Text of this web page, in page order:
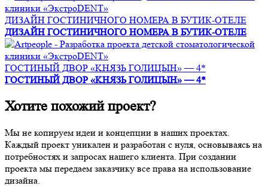
ДИЗАЙН ГОСТИНИЧНОГО НОМЕРА В БУТИК-ОТЕЛЕ
ДИЗАЙН ГОСТИНИЧНОГО НОМЕРА В БУТИК-ОТЕЛЕ
ГОСТИНЫЙ ДВОР «KНЯЗЬ ГОЛИЦЫН» — 4*
ГОСТИНЫЙ ДВОР «KНЯЗЬ ГОЛИЦЫН» — 4*
Хотите похожий проект?
Мы не копируем идеи и концепции в наших проектах.
Каждый проект уникален и разработан с нуля, основываясь на
потребностях и запросах нашего клиента. При создании
проекта мы передаем заказчику все права на использование
дизайна.